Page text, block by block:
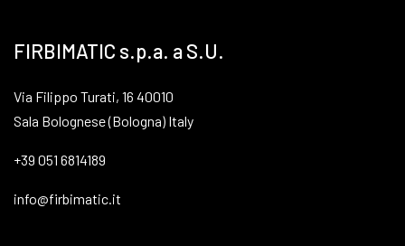
FIRBIMATIC s.p.a. a S.U.
Via Filippo Turati, 16 40010
Sala Bolognese (Bologna) Italy
+39 051 6814189
info@firbimatic.it